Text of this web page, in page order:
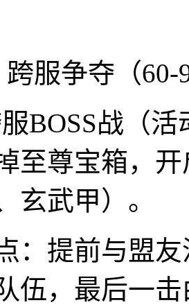
跨服争夺（60-
BOSS战（
至尊宝箱，
玄武甲）。
：提前与盟
伍，最后一